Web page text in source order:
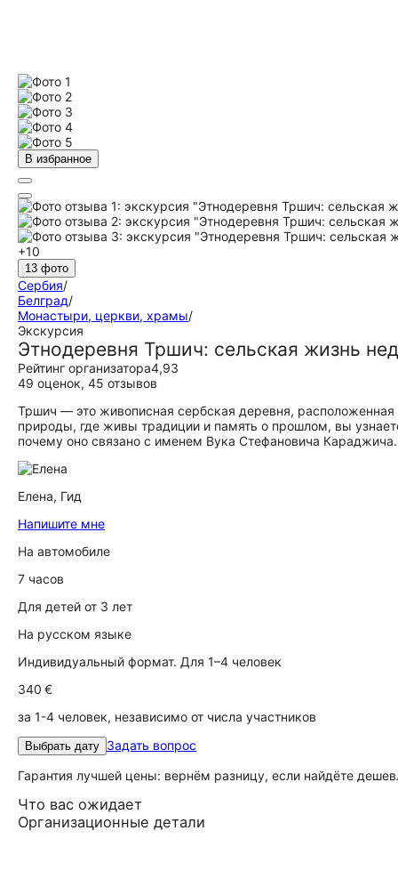
В избранное
+10
13 фото
Сербия/
Белград/
Монастыри, церкви, храмы/
Экскурсия
Этнодеревня Тршич: сельская жизнь
Рейтинг организатора4,93
49 оценок, 45 отзывов
Тршич — это живописная сербская деревня,
природы, где живы традиции и память о прошлом, вы
почему оно связано с именем Вука Стефановича
Елена, Гид
Напишите мне
На автомобиле
7 часов
Для детей от 3 лет
На русском языке
Индивидуальный формат. Для 1–4 человек
340 €
за 1-4 человек, независимо от числа участников
Выбрать дату Задать вопрос
Гарантия лучшей цены: вернём разницу, если найдёте
Что вас ожидает
Организационные детали